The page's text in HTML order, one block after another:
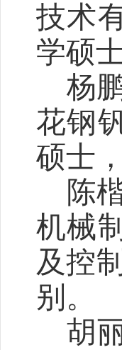
技术
学硕
杨
花钢
硕士
陈
机械
及控
别。
胡